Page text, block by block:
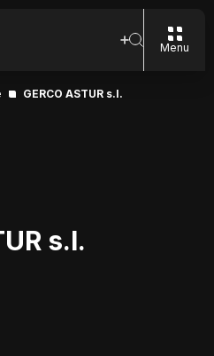
Menu
GERCO ASTUR s.l.
s.l.